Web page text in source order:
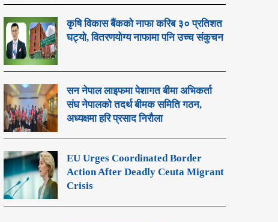
कृषि विकास बैंकको नाफा करिब ३० प्रतिशत
घट्यो, वितरणयोग्य नाफामा पनि उच्च संकुचन
सन नेपाल लाइफमा पेशागत बीमा अभिकर्ता
संघ नेपालको तदर्थ बीमक समिति गठन,
अध्यक्षमा हरि प्रसाद निरौला
EU Urges Coordinated Border
Action After Deadly Ceuta Migrant
Crisis